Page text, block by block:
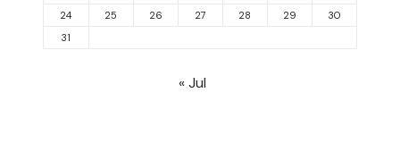
24
25 26 27 28 29
30
31
« Jul